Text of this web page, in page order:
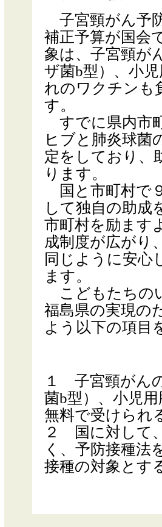
子宮頸がん予
補正予算が国会
象は、子宮頸が
ザ菌b型）、小
れのワクチンも
す。
すでに県内市
ヒブと肺炎球菌
定をしており、
ります。
国と市町村で
して独自の助成
市町村を励ます
成制度が広がり
同じように安心
ます。
こどもたちの
福島県の実現の
よう以下の項目
１ 子宮頸がん
菌b型）、小児
無料で受けられ
２ 国に対して
く、予防接種法
接種の対象とす